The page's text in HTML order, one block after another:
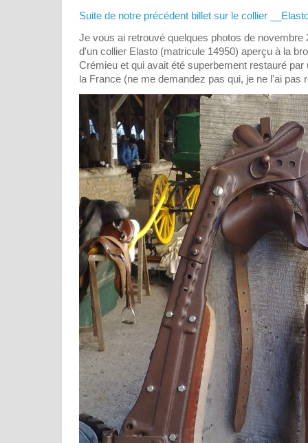
Suite de notre précédent billet sur le collier
Je vous ai retrouvé quelques photos de novembre
d'un collier Elasto (matricule 14950) aperçu à la
Crémieu et qui avait été superbement restauré par
la France (ne me demandez pas qui, je ne l'ai pas